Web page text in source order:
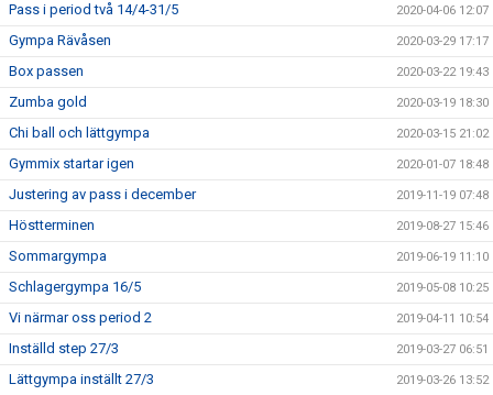
Pass i period två 14/4-31/5 2020-04-06 12:07
Gympa Rävåsen 2020-03-29 17:17
Box passen 2020-03-22 19:43
Zumba gold 2020-03-19 18:30
Chi ball och lättgympa 2020-03-15 21:02
Gymmix startar igen 2020-01-07 18:48
Justering av pass i december 2019-11-19 07:48
Höstterminen 2019-08-27 15:46
Sommargympa 2019-06-19 11:10
Schlagergympa 16/5 2019-05-08 10:25
Vi närmar oss period 2 2019-04-11 10:54
Inställd step 27/3 2019-03-27 06:51
Lättgympa inställt 27/3 2019-03-26 13:52